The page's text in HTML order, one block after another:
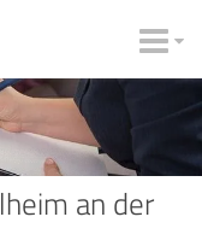
an der